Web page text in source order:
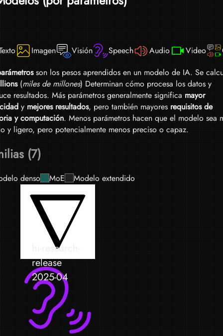
Imagen Visión Speech Audio Video
son los pesos aprendidos en un modelo de IA. Se
(miles de millones) Determinan cómo procesa los datos y
resultados. Más parámetros generalmente significa mayor
y mejores resultados, pero también mayores requisitos de
y computación. Menos parámetros hacen que el modelo sea
y ligero, pero potencialmente menos preciso o capaz.
(7)
denso MoE Modelo extendido
hi-research-
release
2025-04